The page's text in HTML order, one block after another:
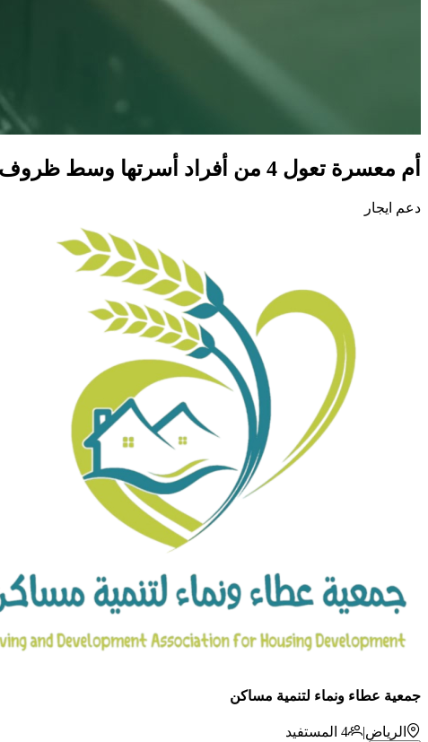
أم معسرة تعول 4 من أفراد أسرتها وسط ظروف صعبة، بحاجة ماسة لدعم يمكنهم من سداد إيجار مسكنهم
دعم ايجار
جمعية عطاء ونماء لتنمية مساكن
الرياض|
4 المستفيد